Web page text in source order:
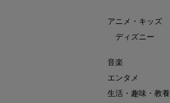
アニメ・キッズ
ディズニー
音楽
エンタメ
生活・趣味・教養